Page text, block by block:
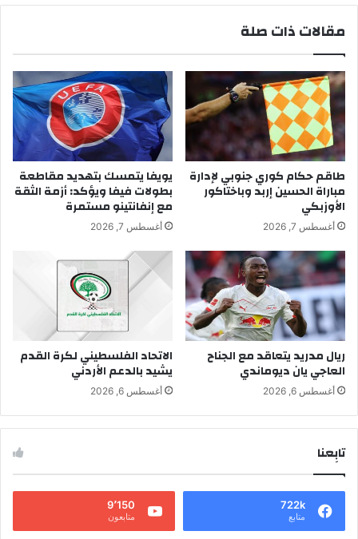
مقالات ذات صلة
طاقم حكام كوري جنوبي لإدارة
مباراة الحسين إربد وباختاكور
الأوزبكي
أغسطس 7, 2026
يويفا يتمسك بتهديد مقاطعة
بطولات فيفا ويؤكد: أزمة الثقة
مع إنفانتينو مستمرة
أغسطس 7, 2026
ريال مدريد يتعاقد مع الجناح
العاجي يان ديوماندي
أغسطس 6, 2026
الاتحاد الفلسطيني لكرة القدم
يشيد بالدعم الأردني
أغسطس 6, 2026
تابِعنا
722k
متابع
9٬150
متابعون